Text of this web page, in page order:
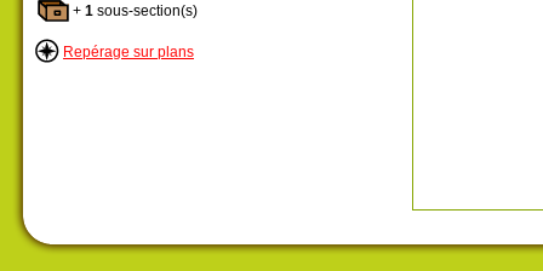
+ 1 sous-section(s)
Repérage sur plans